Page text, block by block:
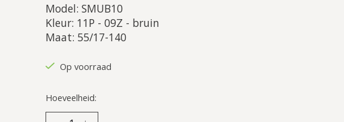
Model: SMUB10
Kleur: 11P - 09Z - bruin
Maat: 55/17-140
Op voorraad
Hoeveelheid: